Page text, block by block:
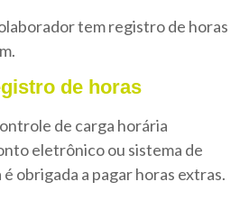
tem registro de horas
de horas
de carga horária
eletrônico ou sistema de
obrigada a pagar horas extras.